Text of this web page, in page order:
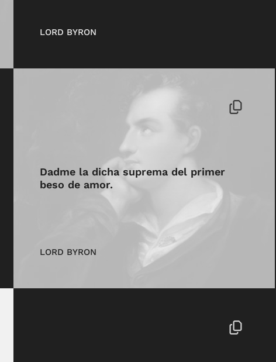
LORD BYRON
Dadme la dicha suprema del primer
beso de amor.
LORD BYRON